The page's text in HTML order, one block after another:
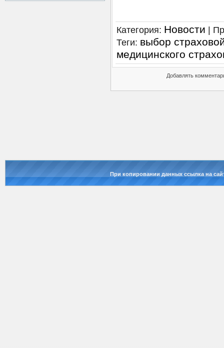
Категория: Новости
Теги: выбор
медицинского
Добавлять
При копировании данных ссылка на